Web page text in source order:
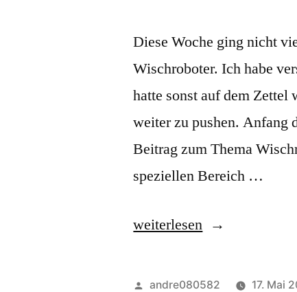
Diese Woche ging nicht
Wischroboter. Ich habe
hatte sonst auf dem Zettel
weiter zu pushen. Anfang
Beitrag zum Thema
speziellen Bereich …
„Nischenseiten-
2020
weiterlesen
Veröffentlicht
andre080582 17. Mai